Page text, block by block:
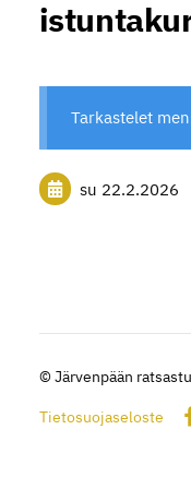
Tarkastelet
su 22.2.2026
© Järvenpään
Tietosuojaseloste